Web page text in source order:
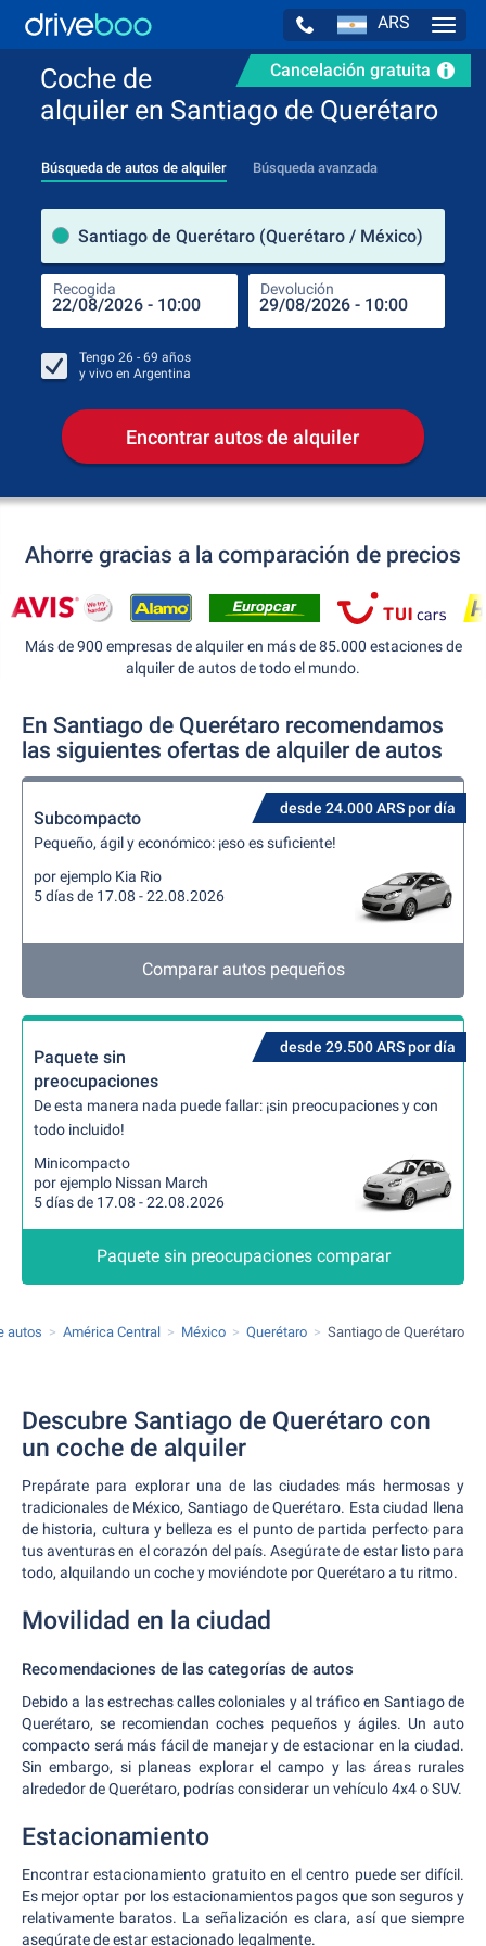
ARS
Cancelación gratuita
Coche de
alquiler en Santiago de Querétaro
Búsqueda de autos de alquiler Búsqueda avanzada
Santiago de Querétaro (Querétaro / México)
Recogida Devolución
Tengo 26 - 69 años
y vivo en Argentina
Encontrar autos de alquiler
Ahorre gracias a la comparación de precios
Más de 900 empresas de alquiler en más de 85.000 estaciones de
alquiler de autos de todo el mundo.
En Santiago de Querétaro recomendamos
las siguientes ofertas de alquiler de autos
desde 24.000 ARS por día
Subcompacto
Pequeño, ágil y económico: ¡eso es suficiente!
por ejemplo Kia Rio
5 días de 17.08 - 22.08.2026
Comparar autos pequeños
desde 29.500 ARS por día
Paquete sin
preocupaciones
De esta manera nada puede fallar: ¡sin preocupaciones y con
todo incluido!
Minicompacto
por ejemplo Nissan March
5 días de 17.08 - 22.08.2026
Paquete sin preocupaciones comparar
autos América Central México Querétaro Santiago de Querétaro
Descubre Santiago de Querétaro con
un coche de alquiler
Prepárate para explorar una de las ciudades más hermosas y
tradicionales de México, Santiago de Querétaro. Esta ciudad llena
de historia, cultura y belleza es el punto de partida perfecto para
tus aventuras en el corazón del país. Asegúrate de estar listo para
todo, alquilando un coche y moviéndote por Querétaro a tu ritmo.
Movilidad en la ciudad
Recomendaciones de las categorías de autos
Debido a las estrechas calles coloniales y al tráfico en Santiago de
Querétaro, se recomiendan coches pequeños y ágiles. Un auto
compacto será más fácil de manejar y de estacionar en la ciudad.
Sin embargo, si planeas explorar el campo y las áreas rurales
alrededor de Querétaro, podrías considerar un vehículo 4x4 o SUV.
Estacionamiento
Encontrar estacionamiento gratuito en el centro puede ser difícil.
Es mejor optar por los estacionamientos pagos que son seguros y
relativamente baratos. La señalización es clara, así que siempre
asegúrate de estar estacionado legalmente.